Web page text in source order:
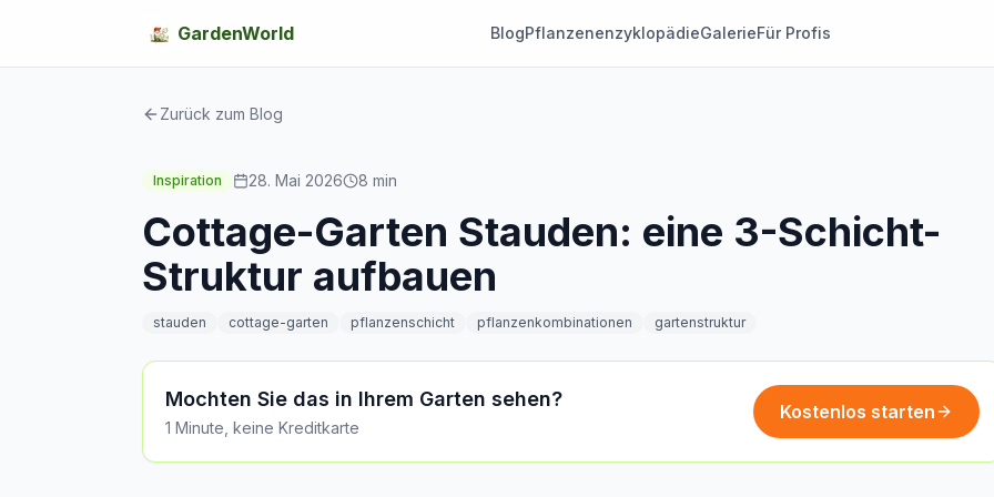
GardenWorld BlogPflanzenenzyklopädieGalerieFür Profis
Zurück zum Blog
Inspiration 28. Mai 2026 8 min
Cottage-Garten Stauden: eine 3-Schicht-
Struktur aufbauen
stauden cottage-garten pflanzenschicht pflanzenkombinationen gartenstruktur
Mochten Sie das in Ihrem Garten sehen?
1 Minute, keine Kreditkarte
Kostenlos starten